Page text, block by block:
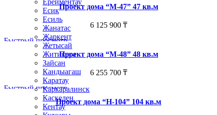
Ерейментау
Есик
Есиль
Жанатас
Жаркент
Жетысай
Житикара
Зайсан
Кандыагаш
Каратау
Каркаралинск
Каскелен
Кентау
Проект дома “М-47” 47 кв.м
6 125 900 ₸
Быстрый просмотр
Проект дома “М-48” 48 кв.м
6 255 700 ₸
Быстрый просмотр
Проект дома “Н-104” 104 кв.м